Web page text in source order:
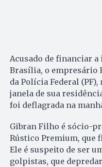
Acusado de financiar
Brasília, o empresário
da Polícia Federal
janela de sua
foi deflagrada na
Gibran Filho é sócio-
Rústico Premium, que
Ele é suspeito de ser
golpistas, que